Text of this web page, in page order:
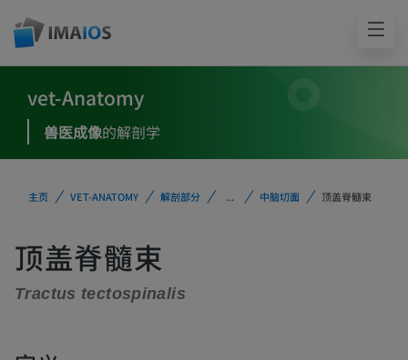
vet-Anatomy
兽医成像的解剖学
主页 VET-ANATOMY 解剖部分 ... 中脑切面 顶盖脊髓束
顶盖脊髓束
Tractus tectospinalis